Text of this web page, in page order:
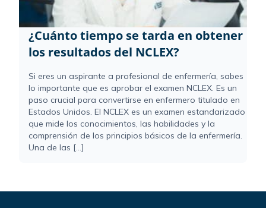
¿Cuánto tiempo se tarda en obtener
los resultados del NCLEX?
Si eres un aspirante a profesional de enfermería, sabes
lo importante que es aprobar el examen NCLEX. Es un
paso crucial para convertirse en enfermero titulado en
Estados Unidos. El NCLEX es un examen estandarizado
que mide los conocimientos, las habilidades y la
comprensión de los principios básicos de la enfermería.
Una de las [...]